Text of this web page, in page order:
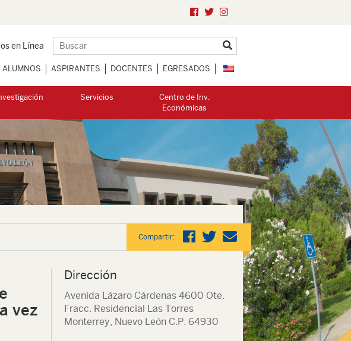
en Línea
ALUMNOS ASPIRANTES DOCENTES EGRESADOS
Servicios
Centro de Inv.
Económicas
Compartir:
vez
Dirección
Avenida Lázaro Cárdenas 4600 Ote.
Fracc. Residencial Las Torres
Monterrey, Nuevo León C.P. 64930